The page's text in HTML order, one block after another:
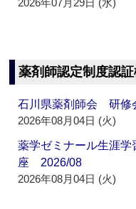
2026年07月29日 (水)
薬剤師認定制度認
石川県薬剤師会 研
2026年08月04日 (火)
薬学ゼミナール生涯
座 2026/08
2026年08月04日 (火)